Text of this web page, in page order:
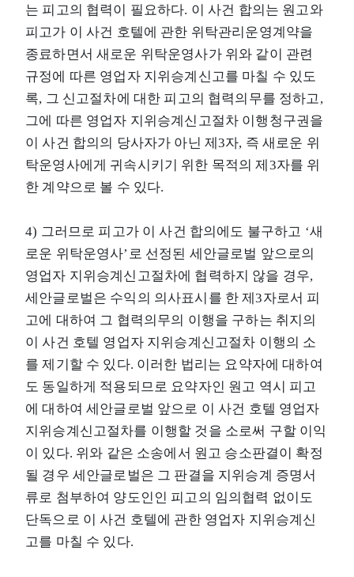
는 피고의 협력이 필요하다. 이 사건 합의는 원고와
피고가 이 사건 호텔에 관한 위탁관리운영계약을
종료하면서 새로운 위탁운영사가 위와 같이 관련
규정에 따른 영업자 지위승계신고를 마칠 수 있도
록, 그 신고절차에 대한 피고의 협력의무를 정하고,
그에 따른 영업자 지위승계신고절차 이행청구권을
이 사건 합의의 당사자가 아닌 제3자, 즉 새로운 위
탁운영사에게 귀속시키기 위한 목적의 제3자를 위
한 계약으로 볼 수 있다.
4) 그러므로 피고가 이 사건 합의에도 불구하고 ‘새
로운 위탁운영사’로 선정된 세안글로벌 앞으로의
영업자 지위승계신고절차에 협력하지 않을 경우,
세안글로벌은 수익의 의사표시를 한 제3자로서 피
고에 대하여 그 협력의무의 이행을 구하는 취지의
이 사건 호텔 영업자 지위승계신고절차 이행의 소
를 제기할 수 있다. 이러한 법리는 요약자에 대하여
도 동일하게 적용되므로 요약자인 원고 역시 피고
에 대하여 세안글로벌 앞으로 이 사건 호텔 영업자
지위승계신고절차를 이행할 것을 소로써 구할 이익
이 있다. 위와 같은 소송에서 원고 승소판결이 확정
될 경우 세안글로벌은 그 판결을 지위승계 증명서
류로 첨부하여 양도인인 피고의 임의협력 없이도
단독으로 이 사건 호텔에 관한 영업자 지위승계신
고를 마칠 수 있다.